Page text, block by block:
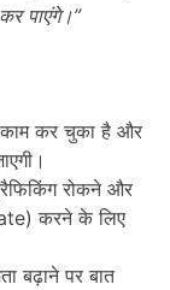
पाएंगे।”
काम कर चुका है और
रोकने और
करने के लिए
बढ़ाने पर बात